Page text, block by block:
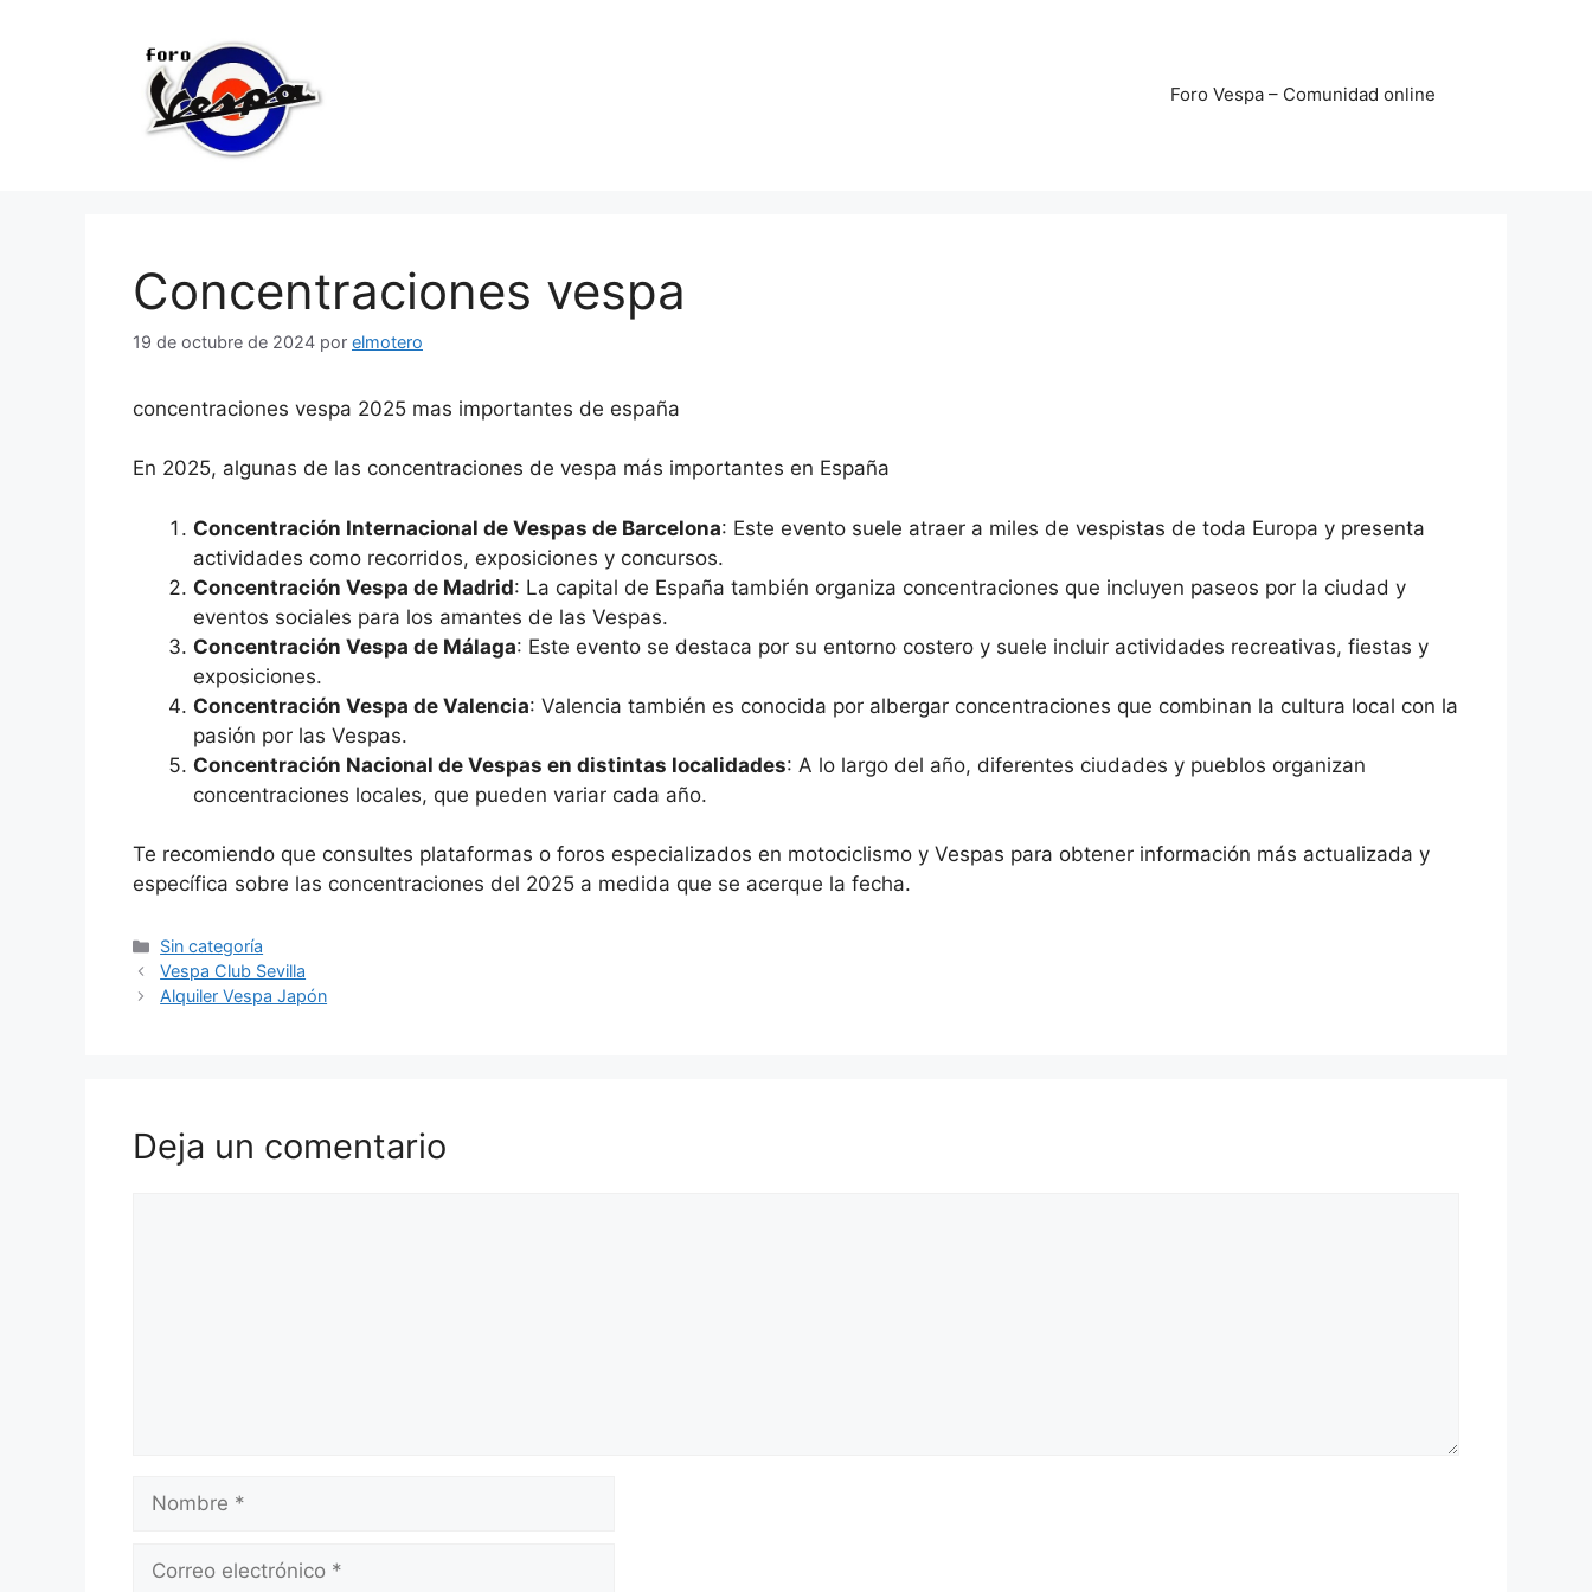
Foro Vespa – Comunidad online
Concentraciones vespa
19 de octubre de 2024 por elmotero
concentraciones vespa 2025 mas importantes de españa
En 2025, algunas de las concentraciones de vespa más importantes en España
Concentración Internacional de Vespas de Barcelona: Este evento suele atraer a miles de vespistas de toda Europa y presenta
actividades como recorridos, exposiciones y concursos.
Concentración Vespa de Madrid: La capital de España también organiza concentraciones que incluyen paseos por la ciudad y
eventos sociales para los amantes de las Vespas.
Concentración Vespa de Málaga: Este evento se destaca por su entorno costero y suele incluir actividades recreativas, fiestas y
exposiciones.
Concentración Vespa de Valencia: Valencia también es conocida por albergar concentraciones que combinan la cultura local con la
pasión por las Vespas.
Concentración Nacional de Vespas en distintas localidades: A lo largo del año, diferentes ciudades y pueblos organizan
concentraciones locales, que pueden variar cada año.
Te recomiendo que consultes plataformas o foros especializados en motociclismo y Vespas para obtener información más actualizada y
específica sobre las concentraciones del 2025 a medida que se acerque la fecha.
Categorías
Sin categoría
Vespa Club Sevilla
Alquiler Vespa Japón
Deja un comentario
Nombre
Correo